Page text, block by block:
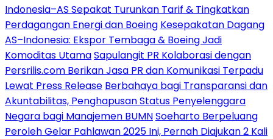
Indonesia–AS Sepakat Turunkan Tarif & Tingkatkan
Perdagangan Energi dan Boeing Kesepakatan Dagang
AS–Indonesia: Ekspor Tembaga & Boeing Jadi
Komoditas UtamaSapulangit PR Kolaborasi dengan
Persrilis.com Berikan Jasa PR dan Komunikasi Terpadu
Lewat Press Release Berbahaya bagi Transparansi dan
Akuntabilitas, Penghapusan Status Penyelenggara
Negara bagi Manajemen BUMNSoeharto Berpeluang
Peroleh Gelar Pahlawan 2025 Ini, Pernah Diajukan 2 Kali